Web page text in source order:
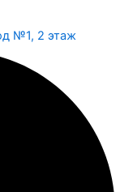
№1, 2 этаж